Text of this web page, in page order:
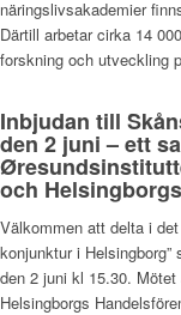
näringslivsakademier
Därtill arbetar cirka 14
forskning och utveckling
Inbjudan till
den 2 juni – ett
och
Välkommen att delta i
konjunktur i
den 2 juni kl 15.30.
Helsingborgs